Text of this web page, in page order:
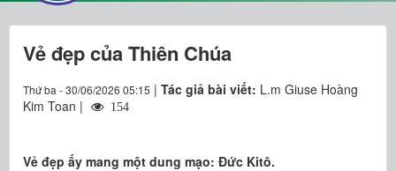
QUÁN VĂN
THƯ GIÃN
Vẻ đẹp của Thiên Chúa
Thứ ba - 30/06/2026 05:15 | Tác giả bài viết: L.m Giuse Hoàng
Kim Toan |
154
Vẻ đẹp ấy mang một dung mạo: Đức Kitô.